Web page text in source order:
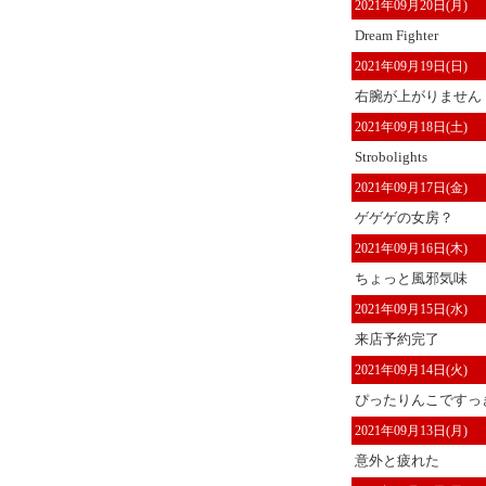
2021年09月20日(月)
Dream Fighter
2021年09月19日(日)
右腕が上がりません
2021年09月18日(土)
Strobolights
2021年09月17日(金)
ゲゲゲの女房？
2021年09月16日(木)
ちょっと風邪気味
2021年09月15日(水)
来店予約完了
2021年09月14日(火)
ぴったりんこですっ
2021年09月13日(月)
意外と疲れた